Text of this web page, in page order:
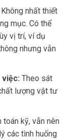
Không nhất thiết
mục. Có thể
vị trí, ví dụ
nhưng vẫn
Theo sát
lượng vật tư
toán kỹ, vẫn nên
các tình huống